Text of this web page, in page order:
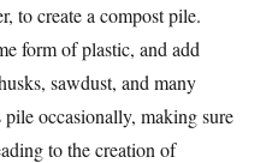
to create a compost pile.
form of plastic, and add
sawdust, and many
occasionally, making sure
to the creation of